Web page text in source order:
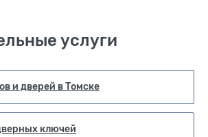
услуги
и дверей в Томске
ключей